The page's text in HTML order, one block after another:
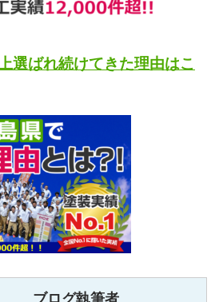
選ばれ続けてきた理由はこ